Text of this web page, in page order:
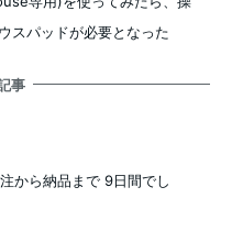
スパッドが必要となった
事
から納品まで 9日間でし